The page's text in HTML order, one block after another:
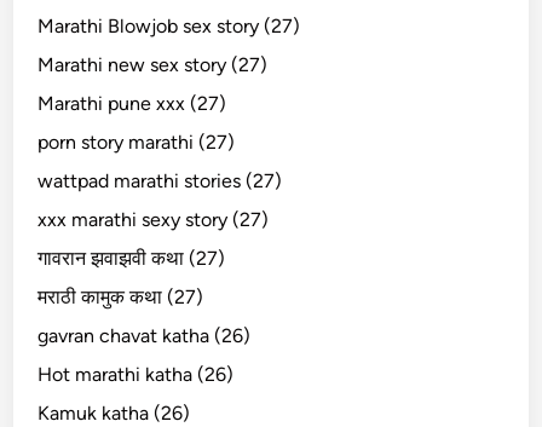
Marathi Blowjob sex story (27)
Marathi new sex story (27)
Marathi pune xxx (27)
porn story marathi (27)
wattpad marathi stories (27)
xxx marathi sexy story (27)
गावरान झवाझवी कथा (27)
मराठी कामुक कथा (27)
gavran chavat katha (26)
Hot marathi katha (26)
Kamuk katha (26)